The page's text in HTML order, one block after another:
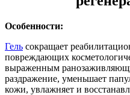
Особенности:
Гель сокращает
повреждающих
выраженным
раздражение, уменьшает
кожи, увлажняет и